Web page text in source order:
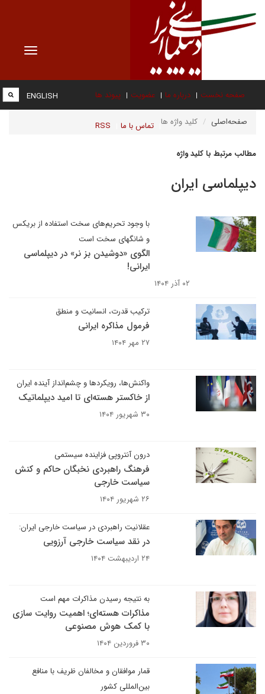
Toggle
صفحه نخست درباره ما عضویت پیوند ها
تماس با ما RSS
ENGLISH
صفحه‌اصلی کلید واژه ها
مطالب مرتبط با کلید واژه
دیپلماسی ایران
با وجود تحریم‌های سخت استفاده از بریکس
و شانگهای سخت است
الگوی «دوشیدن بز نر» در دیپلماسی
ایرانی!
۰۲ آذر ۱۴۰۴
ترکیب قدرت، انسانیت و منطق
فرمول مذاکره ایرانی
۲۷ مهر ۱۴۰۴
واکنش‌ها، رویکردها و چشم‌انداز آینده ایران
از خاکستر هسته‌ای تا امید دیپلماتیک
۳۰ شهریور ۱۴۰۴
درون آنتروپی فزاینده سیستمی
فرهنگ راهبردی نخبگان حاکم و کنش
سیاست خارجی
۲۶ شهریور ۱۴۰۴
عقلانیت راهبردی در سیاست خارجی ایران:
در نقد سیاست خارجی آرزویی
۲۴ اردیبهشت ۱۴۰۴
به نتیجه رسیدن مذاکرات مهم است
مذاکرات هسته‌ای؛ اهمیت روایت سازی
با کمک هوش مصنوعی
۳۰ فروردین ۱۴۰۴
قمار موافقان و مخالفان ظریف با منافع
بین‌المللی کشور